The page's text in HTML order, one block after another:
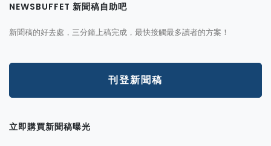
NEWSBUFFET 新聞稿自助吧
新聞稿的好去處，三分鐘上稿完成，最快接觸最多讀者的方案！
刊登新聞稿
立即購買新聞稿曝光